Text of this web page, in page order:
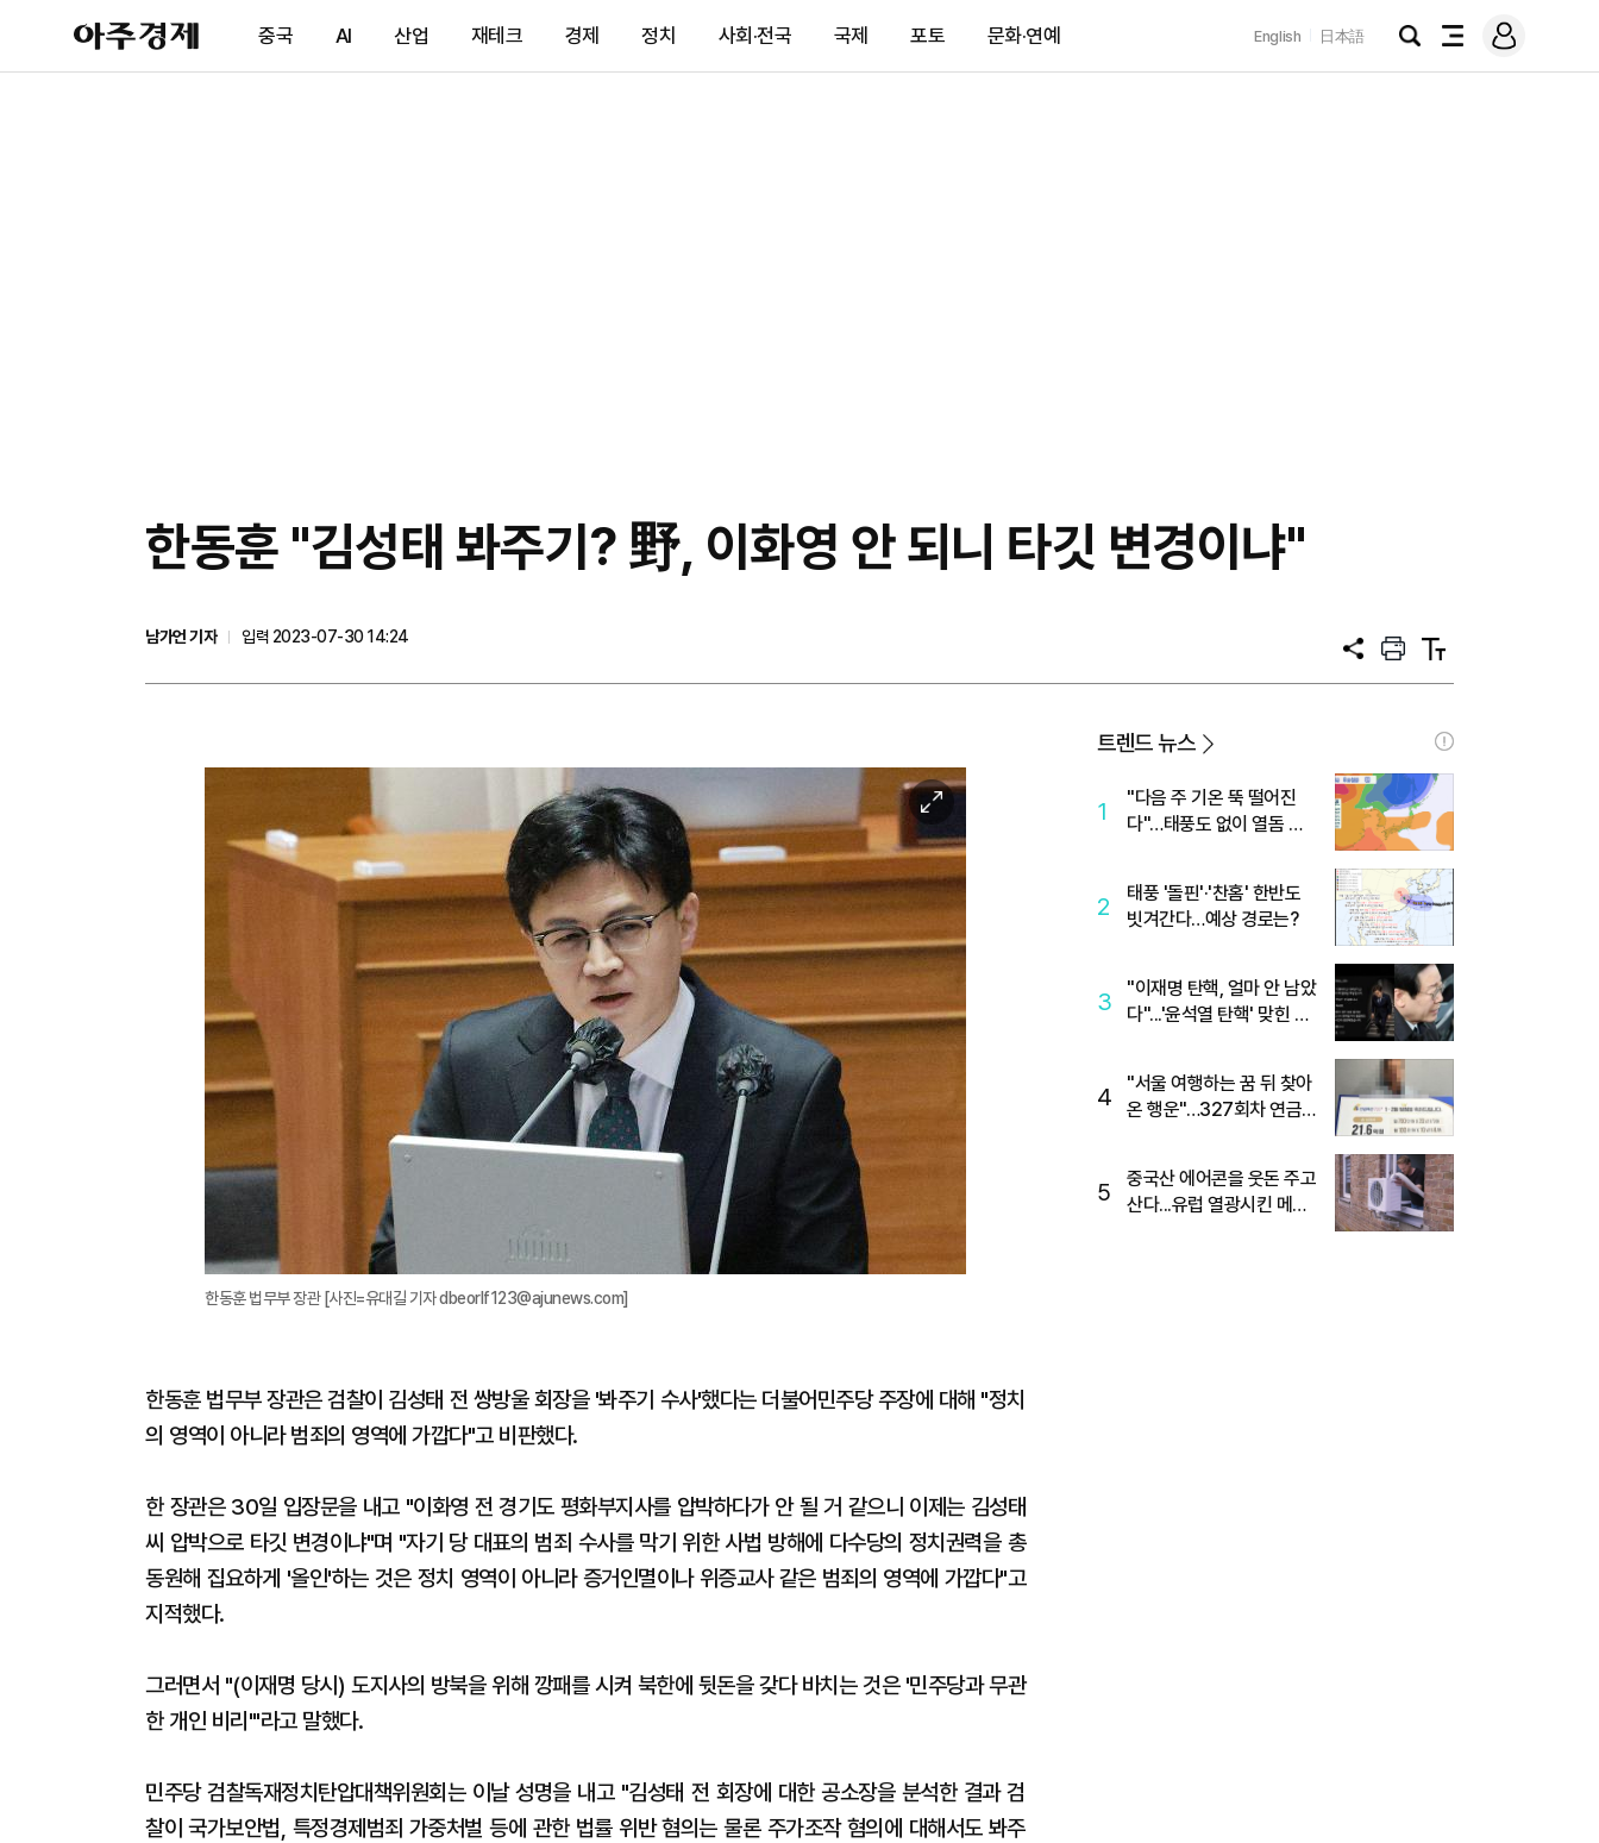
아
주
제
중국 AI 산업 재테크 경제 정치 사회·전국 국제 포토 문화·연예 English 日本語
검
전
메
그
한동훈 "김성태 봐주기? 野, 이화영 안 되니 타깃 변경이냐"
남가언 기자
입력 2023-07-30 14:24
공
프
트
텍
트
이
미
지
확
대
한동훈 법무부 장관 [사진=유대길 기자 dbeorlf123@ajunews.com]
한동훈 법무부 장관은 검찰이 김성태 전 쌍방울 회장을 '봐주기 수사'했다는 더불어민주당 주장에 대해 "정치
의 영역이 아니라 범죄의 영역에 가깝다"고 비판했다.
한 장관은 30일 입장문을 내고 "이화영 전 경기도 평화부지사를 압박하다가 안 될 거 같으니 이제는 김성태
씨 압박으로 타깃 변경이냐"며 "자기 당 대표의 범죄 수사를 막기 위한 사법 방해에 다수당의 정치권력을 총
동원해 집요하게 '올인'하는 것은 정치 영역이 아니라 증거인멸이나 위증교사 같은 범죄의 영역에 가깝다"고
지적했다.
그러면서 "(이재명 당시) 도지사의 방북을 위해 깡패를 시켜 북한에 뒷돈을 갖다 바치는 것은 '민주당과 무관
한 개인 비리'"라고 말했다.
민주당 검찰독재정치탄압대책위원회는 이날 성명을 내고 "김성태 전 회장에 대한 공소장을 분석한 결과 검
찰이 국가보안법, 특정경제범죄 가중처벌 등에 관한 법률 위반 혐의는 물론 주가조작 혐의에 대해서도 봐주
트렌드 뉴스
1
"다음 주 기온 뚝 떨어진
다"…태풍도 없이 열돔 박
2
태풍 '돌핀'·'찬홈' 한반도
빗겨간다…예상 경로는?
3
"이재명 탄핵, 얼마 안 남았
다"...'윤석열 탄핵' 맞힌 무
4
"서울 여행하는 꿈 뒤 찾아
온 행운"…327회차 연금
5
중국산 에어콘을 웃돈 주고
산다...유럽 열광시킨 메이